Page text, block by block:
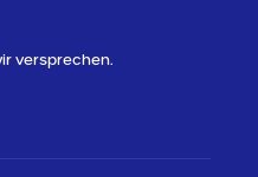
versprechen.